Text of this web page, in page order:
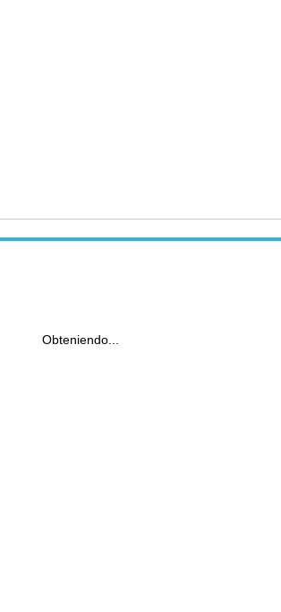
Obteniendo...